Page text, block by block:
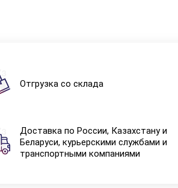
Отгрузка со склада
Доставка по России, Казахстану и
Беларуси, курьерскими службами и
транспортными компаниями